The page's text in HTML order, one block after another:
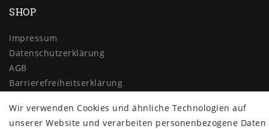
SHOP
Impressum
Daten­schutz­erklärung
AGB
Barrierefreiheitserklärung
Vertrag widerrufen
Wir verwenden Cookies und ähnliche Technologien auf
unserer Website und verarbeiten personenbezogene Daten